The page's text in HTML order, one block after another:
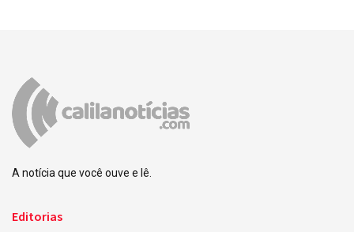
A notícia que você ouve e lê.
Editorias